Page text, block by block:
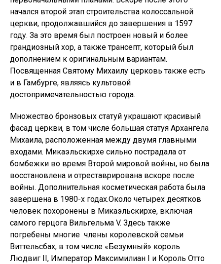
начался второй этап строительства колоссальной
церкви, продолжавшийся до завершения в 1597
году. За это время был построен новый и более
грандиозный хор, а также трансепт, который был
дополнением к оригинальным вариантам.
Посвященная Святому Михаилу церковь также есть
и в Гамбурге, являясь культовой
достопримечательностью города.
Множество бронзовых статуй украшают красивый
фасад церкви, в том числе большая статуя Архангела
Михаила, расположенная между двумя главными
входами. Микаэльскирхе сильно пострадала от
бомбежки во время Второй мировой войны, но была
восстановлена и отреставрирована вскоре после
войны. Дополнительная косметическая работа была
завершена в 1980-х годах.Около четырех десятков
человек похоронены в Микаэльскирхе, включая
самого герцога Вильгельма V. Здесь также
погребены многие члены королевской семьи
Виттельсбах, в том числе «Безумный» король
Людвиг II, Император Максимилиан I и Король Отто